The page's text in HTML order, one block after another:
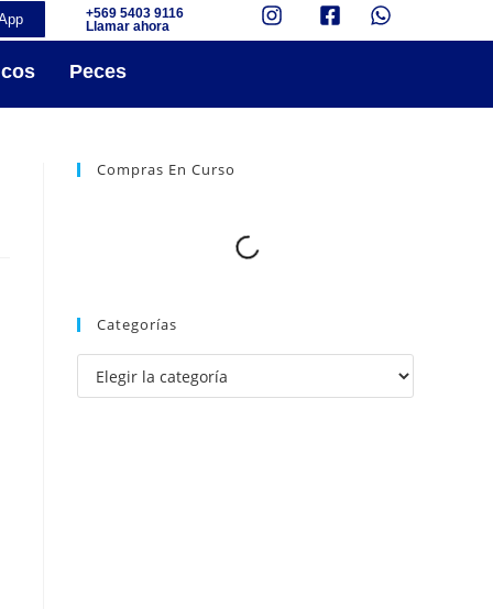
+569 5403 9116
Llamar ahora
Peces
Compras En Curso
Categorías